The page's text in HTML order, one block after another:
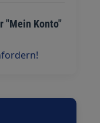
"Mein Konto"